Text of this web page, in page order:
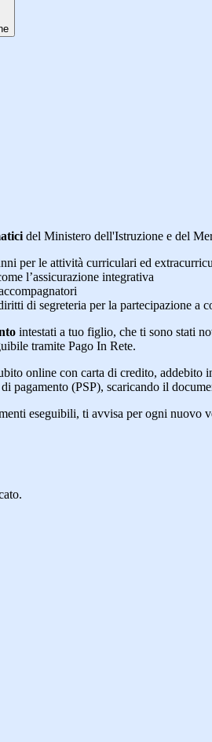
del Ministero dell'Istruzione e del
per le attività curriculari ed
l’assicurazione integrativa
di segreteria per la partecipazione a
intestati a tuo figlio, che ti sono stati
tramite Pago In Rete.
online con carta di credito,
(PSP), scaricando il
eseguibili, ti avvisa per ogni